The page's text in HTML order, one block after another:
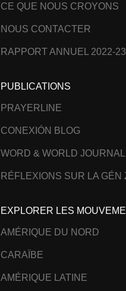
CE QUE NOUS CROYONS
NOUS CONTACTER
RAPPORT ANNUEL 2022-23
PUBLICATIONS
PRAYERLINE
CONEXIÓN BLOG
WORD & WORLD JOURNAL
RÉFLEXIONS SUR LA GÉN
EXPLORER LES
AMÉRIQUE DU NORD
CARAÏBE
AMÉRIQUE LATINE